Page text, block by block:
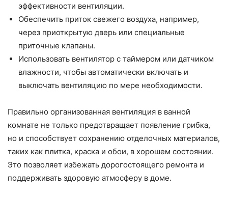
эффективности вентиляции.
Обеспечить приток свежего воздуха, например,
через приоткрытую дверь или специальные
приточные клапаны.
Использовать вентилятор с таймером или датчиком
влажности, чтобы автоматически включать и
выключать вентиляцию по мере необходимости.
Правильно организованная вентиляция в ванной
комнате не только предотвращает появление грибка,
но и способствует сохранению отделочных материалов,
таких как плитка, краска и обои, в хорошем состоянии.
Это позволяет избежать дорогостоящего ремонта и
поддерживать здоровую атмосферу в доме.